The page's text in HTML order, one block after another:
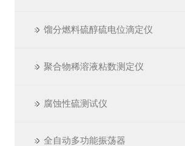
馏分燃料硫醇硫电位滴定仪
聚合物稀溶液粘数测定仪
腐蚀性硫测试仪
全自动多功能振荡器